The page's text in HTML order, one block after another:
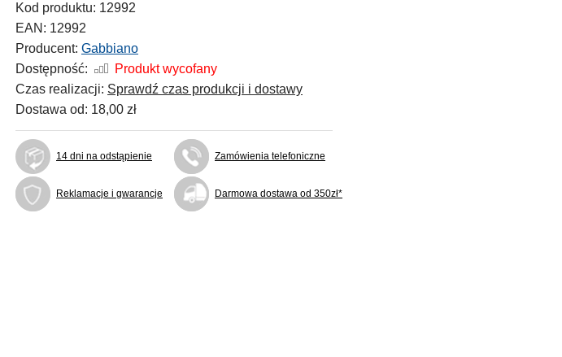
Kod produktu: 12992
EAN: 12992
Producent: Gabbiano
Dostępność:
Produkt wycofany
Czas realizacji: Sprawdź czas produkcji i dostawy
Dostawa od: 18,00 zł
14 dni na odstąpienie Zamówienia telefoniczne
Reklamacje i gwarancje Darmowa dostawa od 350zł*